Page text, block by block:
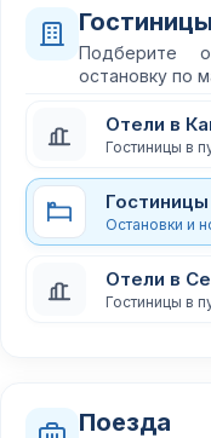
Гостиницы
Подберите
остановку по
Отели в
Гостиницы в
Остановки и
Отели в
Гостиницы в
Поезда